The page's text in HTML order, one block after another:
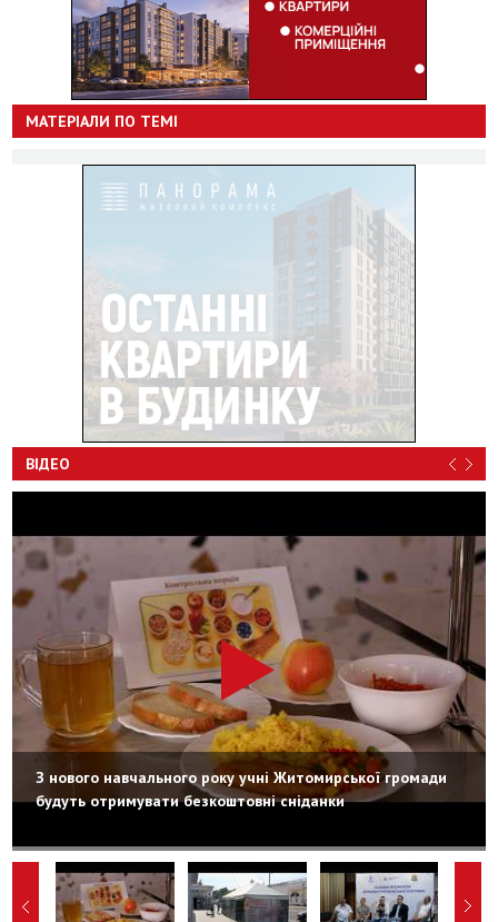
МАТЕРІАЛИ ПО ТЕМІ
ВІДЕО
З нового навчального року учні Житомирської громади
будуть отримувати безкоштовні сніданки